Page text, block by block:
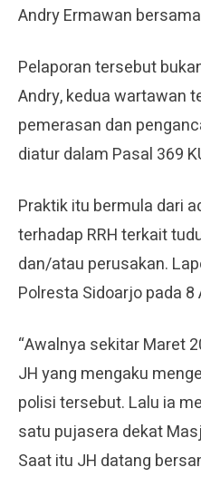
Andry Ermawan
Pelaporan tersebut
Andry, kedua wartawan
pemerasan dan
diatur dalam Pasal 369
Praktik itu bermula dari
terhadap RRH terkait
dan/atau perusakan.
Polresta Sidoarjo pada
“Awalnya sekitar Maret
JH yang mengaku
polisi tersebut. Lalu ia
satu pujasera dekat
Saat itu JH datang